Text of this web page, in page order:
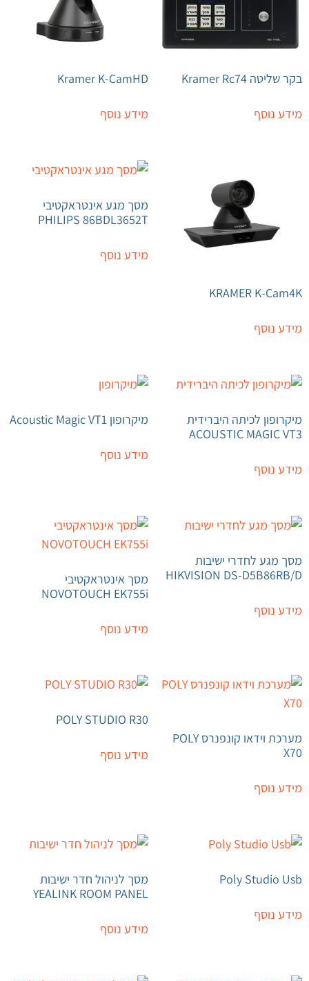
בקר שליטה Kramer Rc74
מידע נוסף
Kramer K-CamHD
מידע נוסף
KRAMER K-Cam4K
מידע נוסף
מסך מגע אינטראקטיבי
PHILIPS 86BDL3652T
מידע נוסף
מיקרופון לכיתה היברידית
ACOUSTIC MAGIC VT3
מידע נוסף
מיקרופון Acoustic Magic VT1
מידע נוסף
מסך מגע לחדרי ישיבות
HIKVISION DS-D5B86RB/D
מידע נוסף
מסך אינטראקטיבי
NOVOTOUCH EK755i
מידע נוסף
מערכת וידאו קונפנרס POLY
X70
מידע נוסף
POLY STUDIO R30
מידע נוסף
Poly Studio Usb
מידע נוסף
מסך לניהול חדר ישיבות
YEALINK ROOM PANEL
מידע נוסף